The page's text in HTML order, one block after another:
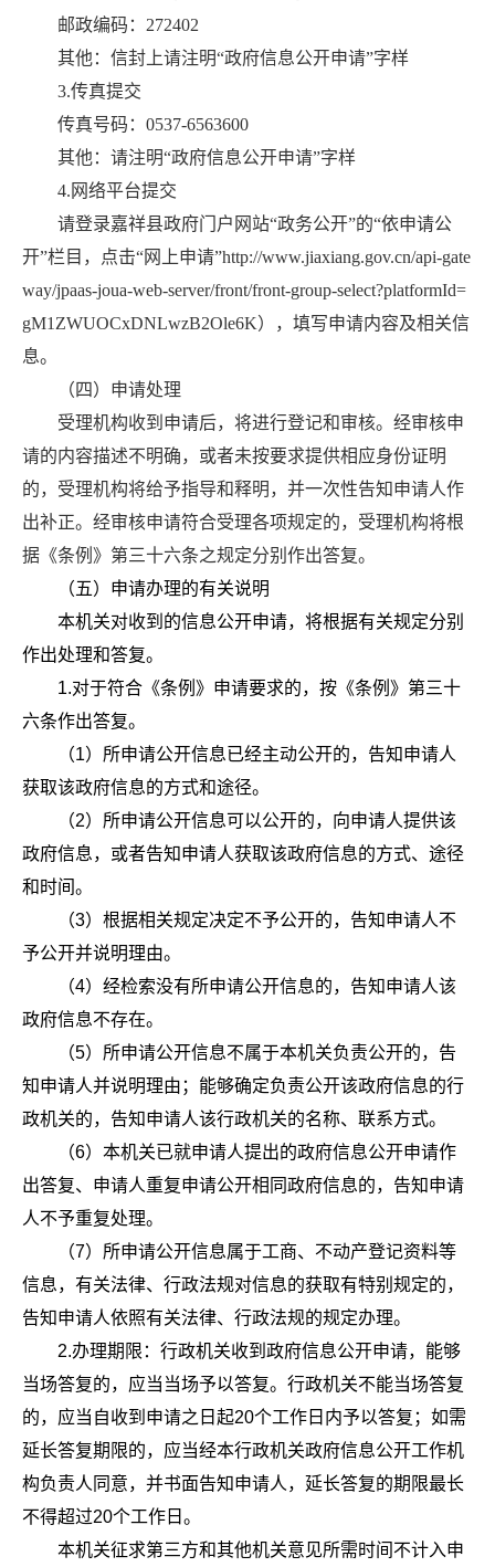
邮政编码：272402
其他：信封上请注明“政府信息公开申请”字样
3.传真提交
传真号码：0537-6563600
其他：请注明“政府信息公开申请”字样
4.网络平台提交
请登录嘉祥县政府门户网站“政务公开”的“依申请公
开”栏目，点击“网上申请”http://www.jiaxiang.gov.cn/api-gate
way/jpaas-joua-web-server/front/front-group-select?platformId=
gM1ZWUOCxDNLwzB2Ole6K），填写申请内容及相关信
息。
（四）申请处理
受理机构收到申请后，将进行登记和审核。经审核申
请的内容描述不明确，或者未按要求提供相应身份证明
的，受理机构将给予指导和释明，并一次性告知申请人作
出补正。经审核申请符合受理各项规定的，受理机构将根
据《条例》第三十六条之规定分别作出答复。
（五）申请办理的有关说明
本机关对收到的信息公开申请，将根据有关规定分别
作出处理和答复。
1.对于符合《条例》申请要求的，按《条例》第三十
六条作出答复。
（1）所申请公开信息已经主动公开的，告知申请人
获取该政府信息的方式和途径。
（2）所申请公开信息可以公开的，向申请人提供该
政府信息，或者告知申请人获取该政府信息的方式、途径
和时间。
（3）根据相关规定决定不予公开的，告知申请人不
予公开并说明理由。
（4）经检索没有所申请公开信息的，告知申请人该
政府信息不存在。
（5）所申请公开信息不属于本机关负责公开的，告
知申请人并说明理由；能够确定负责公开该政府信息的行
政机关的，告知申请人该行政机关的名称、联系方式。
（6）本机关已就申请人提出的政府信息公开申请作
出答复、申请人重复申请公开相同政府信息的，告知申请
人不予重复处理。
（7）所申请公开信息属于工商、不动产登记资料等
信息，有关法律、行政法规对信息的获取有特别规定的，
告知申请人依照有关法律、行政法规的规定办理。
2.办理期限：行政机关收到政府信息公开申请，能够
当场答复的，应当当场予以答复。行政机关不能当场答复
的，应当自收到申请之日起20个工作日内予以答复；如需
延长答复期限的，应当经本行政机关政府信息公开工作机
构负责人同意，并书面告知申请人，延长答复的期限最长
不得超过20个工作日。
本机关征求第三方和其他机关意见所需时间不计入申